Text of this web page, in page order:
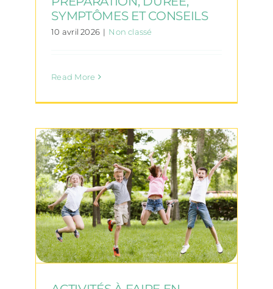
SYMPTÔMES ET CONSEILS
10 avril 2026 | Non classé
Read More